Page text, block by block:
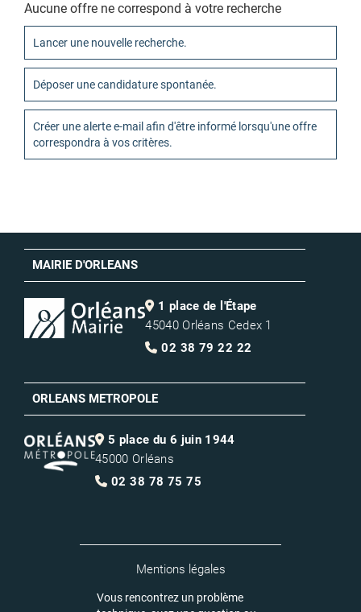
Aucune offre ne correspond à votre recherche
Lancer une nouvelle recherche.
Déposer une candidature spontanée.
Créer une alerte e-mail afin d'être informé lorsqu'une offre
correspondra à vos critères.
MAIRIE D'ORLEANS
1 place de l'Étape
45040 Orléans Cedex 1
02 38 79 22 22
ORLEANS METROPOLE
5 place du 6 juin 1944
45000 Orléans
02 38 78 75 75
Mentions légales
Vous rencontrez un problème